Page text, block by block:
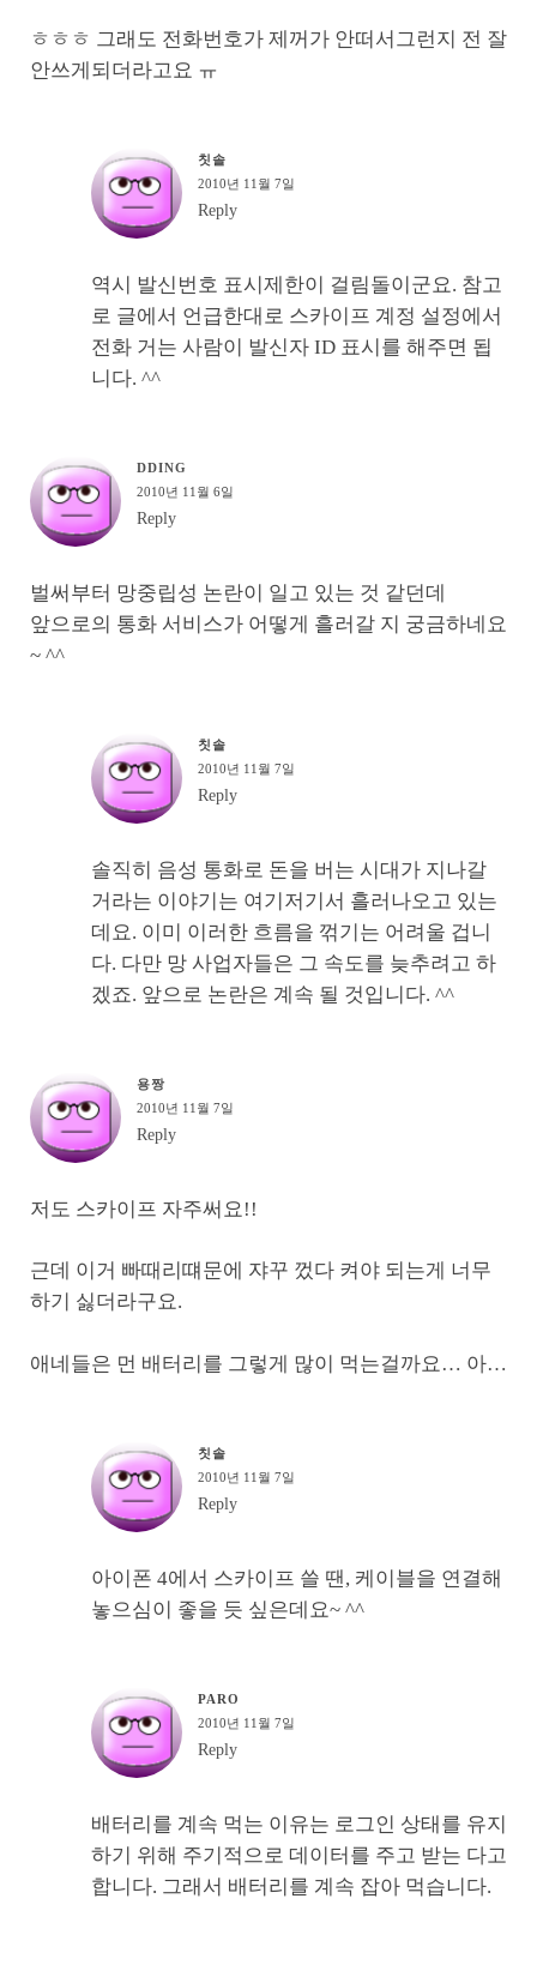
ㅎㅎㅎ 그래도 전화번호가 제꺼가 안떠서그런지 전 잘
안쓰게되더라고요 ㅠ
칫솔
2010년 11월 7일
Reply
역시 발신번호 표시제한이 걸림돌이군요. 참고
로 글에서 언급한대로 스카이프 계정 설정에서
전화 거는 사람이 발신자 ID 표시를 해주면 됩
니다. ^^
DDING
2010년 11월 6일
Reply
벌써부터 망중립성 논란이 일고 있는 것 같던데
앞으로의 통화 서비스가 어떻게 흘러갈 지 궁금하네요
~ ^^
칫솔
2010년 11월 7일
Reply
솔직히 음성 통화로 돈을 버는 시대가 지나갈
거라는 이야기는 여기저기서 흘러나오고 있는
데요. 이미 이러한 흐름을 꺾기는 어려울 겁니
다. 다만 망 사업자들은 그 속도를 늦추려고 하
겠죠. 앞으로 논란은 계속 될 것입니다. ^^
용짱
2010년 11월 7일
Reply
저도 스카이프 자주써요!!
근데 이거 빠때리떄문에 쟈꾸 껐다 켜야 되는게 너무
하기 싫더라구요.
애네들은 먼 배터리를 그렇게 많이 먹는걸까요… 아…
칫솔
2010년 11월 7일
Reply
아이폰 4에서 스카이프 쓸 땐, 케이블을 연결해
놓으심이 좋을 듯 싶은데요~ ^^
PARO
2010년 11월 7일
Reply
배터리를 계속 먹는 이유는 로그인 상태를 유지
하기 위해 주기적으로 데이터를 주고 받는 다고
합니다. 그래서 배터리를 계속 잡아 먹습니다.